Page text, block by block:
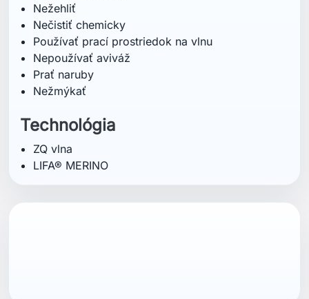
Nežehliť
Nečistiť chemicky
Používať prací prostriedok na vlnu
Nepoužívať aviváž
Prať naruby
Nežmýkať
Technológia
ZQ vlna
LIFA® MERINO